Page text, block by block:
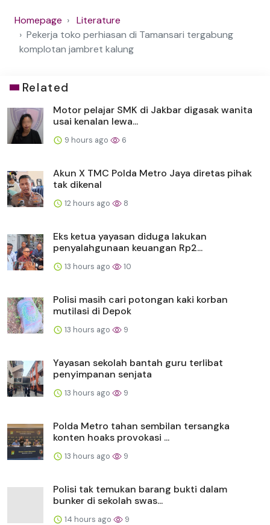
Homepage
Literature
Pekerja toko perhiasan di Tamansari tergabung
komplotan jambret kalung
Related
Motor pelajar SMK di Jakbar digasak wanita
usai kenalan lewa...
9 hours ago 6
Akun X TMC Polda Metro Jaya diretas pihak
tak dikenal
12 hours ago 8
Eks ketua yayasan diduga lakukan
penyalahgunaan keuangan Rp2...
13 hours ago 10
Polisi masih cari potongan kaki korban
mutilasi di Depok
13 hours ago 9
Yayasan sekolah bantah guru terlibat
penyimpanan senjata
13 hours ago 9
Polda Metro tahan sembilan tersangka
konten hoaks provokasi ...
13 hours ago 9
Polisi tak temukan barang bukti dalam
bunker di sekolah swas...
14 hours ago 9